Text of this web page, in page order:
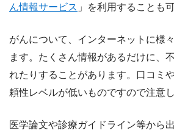
ん情報サービス 」を利用することも
がんについて、インターネットに様
ます。たくさん情報があるだけに、
れたりすることがあります。口コミ
頼性レベルが低いものですので注意
医学論文や診療ガイドライン等から